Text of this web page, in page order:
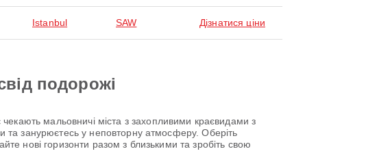
Istanbul SAW Дізнатися ціни
подорожі
мальовничі міста з захопливими краєвидами з
та занурюєтесь у неповторну атмосферу. Оберіть
нові горизонти разом з близькими та зробіть свою